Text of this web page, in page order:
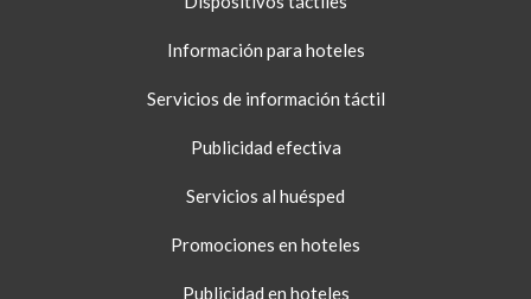
Jonás Gallego Álvarez
oviedo1@infotactile.com
Información para hoteles
Servicios de información táctil
Publicidad efectiva
Servicios al huésped
Promociones en hoteles
Publicidad en hoteles